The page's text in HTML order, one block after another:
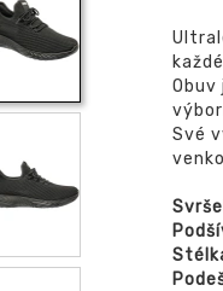
Své